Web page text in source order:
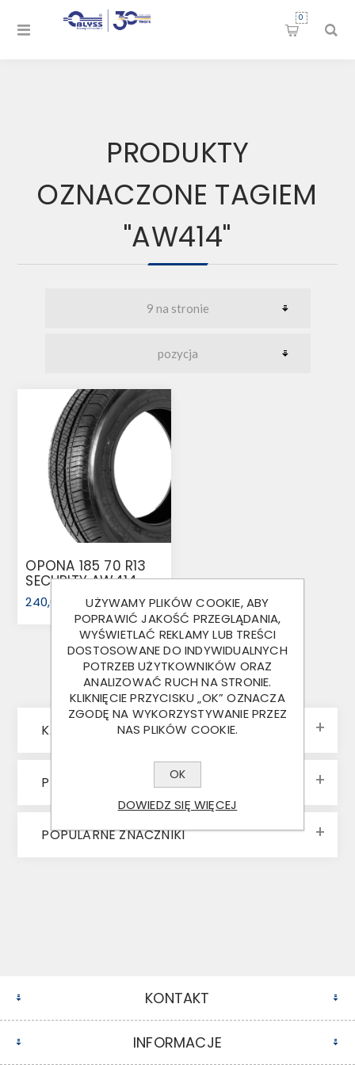
0
PRODUKTY
OZNACZONE TAGIEM
"AW414"
OPONA 185 70 R13
SECURITY AW414
93N
240,00 ZŁ
KATEGORIE
PRODUCENCI
POPULARNE ZNACZNIKI
KONTAKT
INFORMACJE
UŻYWAMY PLIKÓW COOKIE, ABY
POPRAWIĆ JAKOŚĆ PRZEGLĄDANIA,
WYŚWIETLAĆ REKLAMY LUB TREŚCI
DOSTOSOWANE DO INDYWIDUALNYCH
POTRZEB UŻYTKOWNIKÓW ORAZ
ANALIZOWAĆ RUCH NA STRONIE.
KLIKNIĘCIE PRZYCISKU „OK” OZNACZA
ZGODĘ NA WYKORZYSTYWANIE PRZEZ
NAS PLIKÓW COOKIE.
OK
DOWIEDZ SIĘ WIĘCEJ